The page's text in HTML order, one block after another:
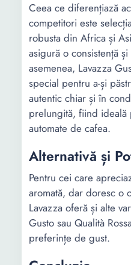
Ceea ce diferențiază
competitori este
robusta din Africa și
asigură o consistență
asemenea, Lavazza
special pentru a-și
autentic chiar și în
prelungită, fiind ideală
automate de cafea.
Alternativă și
Pentru cei care
aromată, dar doresc o
Lavazza oferă și alte
Gusto sau Qualità
preferințe de gust.